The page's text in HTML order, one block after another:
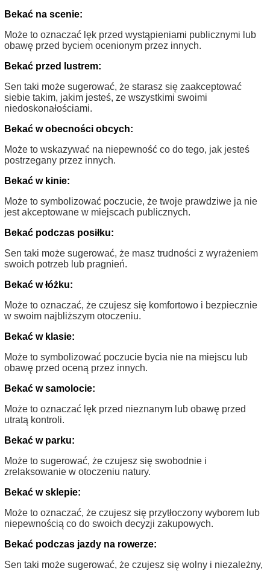
Bekać na scenie:
Może to oznaczać lęk przed wystąpieniami publicznymi lub
obawę przed byciem ocenionym przez innych.
Bekać przed lustrem:
Sen taki może sugerować, że starasz się zaakceptować
siebie takim, jakim jesteś, ze wszystkimi swoimi
niedoskonałościami.
Bekać w obecności obcych:
Może to wskazywać na niepewność co do tego, jak jesteś
postrzegany przez innych.
Bekać w kinie:
Może to symbolizować poczucie, że twoje prawdziwe ja nie
jest akceptowane w miejscach publicznych.
Bekać podczas posiłku:
Sen taki może sugerować, że masz trudności z wyrażeniem
swoich potrzeb lub pragnień.
Bekać w łóżku:
Może to oznaczać, że czujesz się komfortowo i bezpiecznie
w swoim najbliższym otoczeniu.
Bekać w klasie:
Może to symbolizować poczucie bycia nie na miejscu lub
obawę przed oceną przez innych.
Bekać w samolocie:
Może to oznaczać lęk przed nieznanym lub obawę przed
utratą kontroli.
Bekać w parku:
Może to sugerować, że czujesz się swobodnie i
zrelaksowanie w otoczeniu natury.
Bekać w sklepie:
Może to oznaczać, że czujesz się przytłoczony wyborem lub
niepewnością co do swoich decyzji zakupowych.
Bekać podczas jazdy na rowerze:
Sen taki może sugerować, że czujesz się wolny i niezależny,